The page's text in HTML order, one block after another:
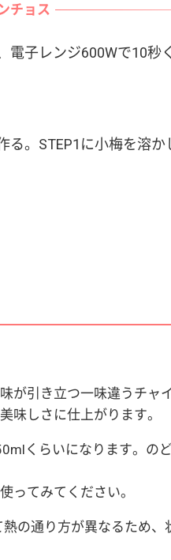
チョス
子レンジ600Wで10秒
。STEP1に小梅を溶か
が引き立つ一味違うチャ
味しさに仕上がります。
くらいになります。の
ってみてください。
の通り方が異なるため